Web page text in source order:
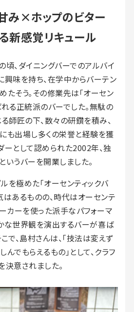
み×ホップのビター
新感覚リキュール
頃、ダイニングバーでのアルバイ
興味を持ち、在学中からバーテン
たそう。その修業先は「オーセン
れる正統派のバーでした。無駄の
師匠の下、数々の研鑽を積み、
も出場し多くの栄誉と経験を獲
ーとして認められた2002年、独
いうバーを開業しました。
を極めた「オーセンティックバ
はあるものの、時代はオーセンテ
ーカーを使った派手なパフォーマ
な世界観を演出するバーが喜ば
で、島村さんは、「技法は変えず
でもらえるもの」として、クラフ
決意されました。